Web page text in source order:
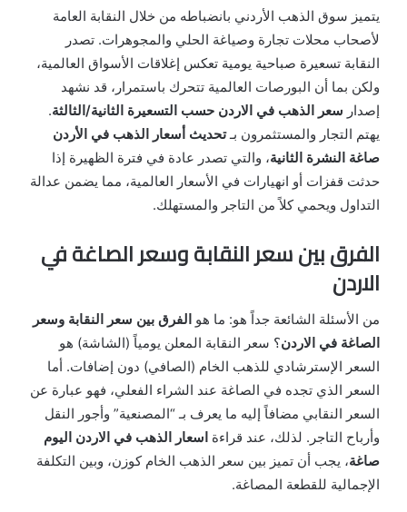
يتميز سوق الذهب الأردني بانضباطه من خلال النقابة العامة
لأصحاب محلات تجارة وصياغة الحلي والمجوهرات. تصدر
النقابة تسعيرة صباحية يومية تعكس إغلاقات الأسواق العالمية،
ولكن بما أن البورصات العالمية تتحرك باستمرار، قد نشهد
إصدار سعر الذهب في الاردن حسب التسعيرة الثانية/الثالثة.
يهتم التجار والمستثمرون بـتحديث أسعار الذهب في الأردن
صاغة النشرة الثانية، والتي تصدر عادة في فترة الظهيرة إذا
حدثت قفزات أو انهيارات في الأسعار العالمية، مما يضمن عدالة
التداول ويحمي كلاً من التاجر والمستهلك.
الفرق بين سعر النقابة وسعر الصاغة في
الاردن
من الأسئلة الشائعة جداً هو: ما هو الفرق بين سعر النقابة وسعر
الصاغة في الاردن؟ سعر النقابة المعلن يومياً (الشاشة) هو
السعر الإسترشادي للذهب الخام (الصافي) دون إضافات. أما
السعر الذي تجده في الصاغة عند الشراء الفعلي، فهو عبارة عن
السعر النقابي مضافاً إليه ما يعرف بـ “المصنعية” وأجور النقل
وأرباح التاجر. لذلك، عند قراءة اسعار الذهب في الاردن اليوم
صاغة، يجب أن تميز بين سعر الذهب الخام كوزن، وبين التكلفة
الإجمالية للقطعة المصاغة.